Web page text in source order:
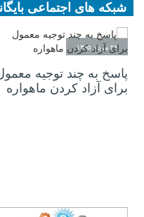
شبکه های اجتماعی
آقاجانی | نازکبین
۲۶ مرداد ۱۳۹۵
پاسخ به چند توجیه
برای آزاد کردن ماهواره